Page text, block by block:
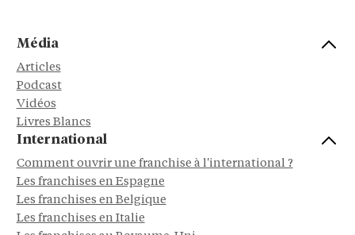
Média
Articles
Podcast
Vidéos
Livres Blancs
International
Comment ouvrir une franchise à l'international ?
Les franchises en Espagne
Les franchises en Belgique
Les franchises en Italie